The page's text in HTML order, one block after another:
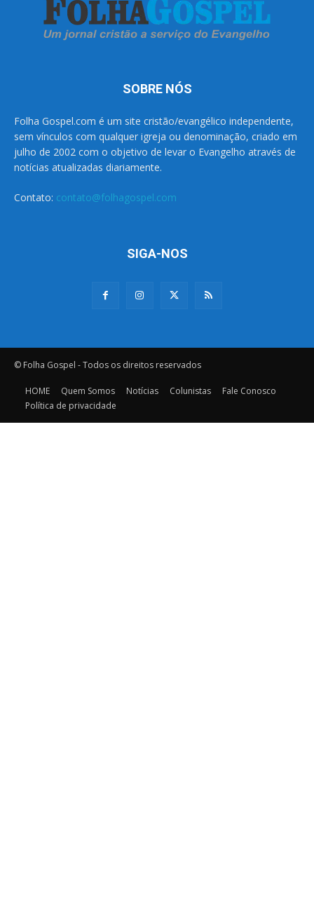
SOBRE NÓS
Folha Gospel.com é um site cristão/evangélico independente,
sem vínculos com qualquer igreja ou denominação, criado em
julho de 2002 com o objetivo de levar o Evangelho através de
notícias atualizadas diariamente.
Contato: contato@folhagospel.com
SIGA-NOS
© Folha Gospel - Todos os direitos reservados
HOME Quem Somos Notícias Colunistas
Fale Conosco
Política de privacidade